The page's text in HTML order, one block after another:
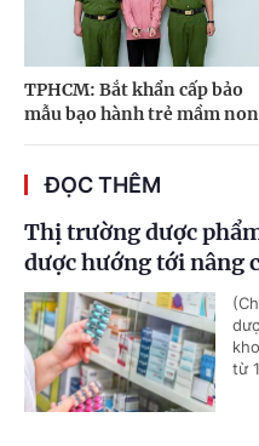
TPHCM: Bắt khẩn cấp bảo
mẫu bạo hành trẻ mầm non
ĐỌC THÊM
Thị trường dược
dược hướng tới nâng
từ